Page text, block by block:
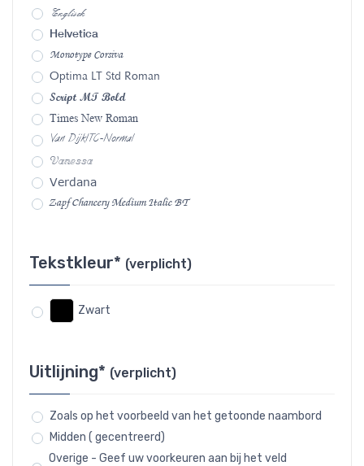
Englisch
Helvetica
Monotype Corsiva
Optima LT Std Roman
Script MT Bold
Times New Roman
Van DijkITC-Normal
Vanessa
Verdana
Zapf Chancery Medium Italic BT
Tekstkleur* (verplicht)
Zwart
Uitlijning* (verplicht)
Zoals op het voorbeeld van het getoonde naambord
Midden ( gecentreerd)
Overige - Geef uw voorkeuren aan bij het veld